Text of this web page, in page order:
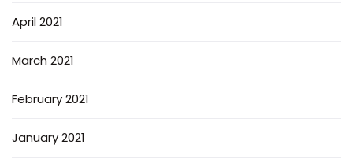
April 2021
March 2021
February 2021
January 2021